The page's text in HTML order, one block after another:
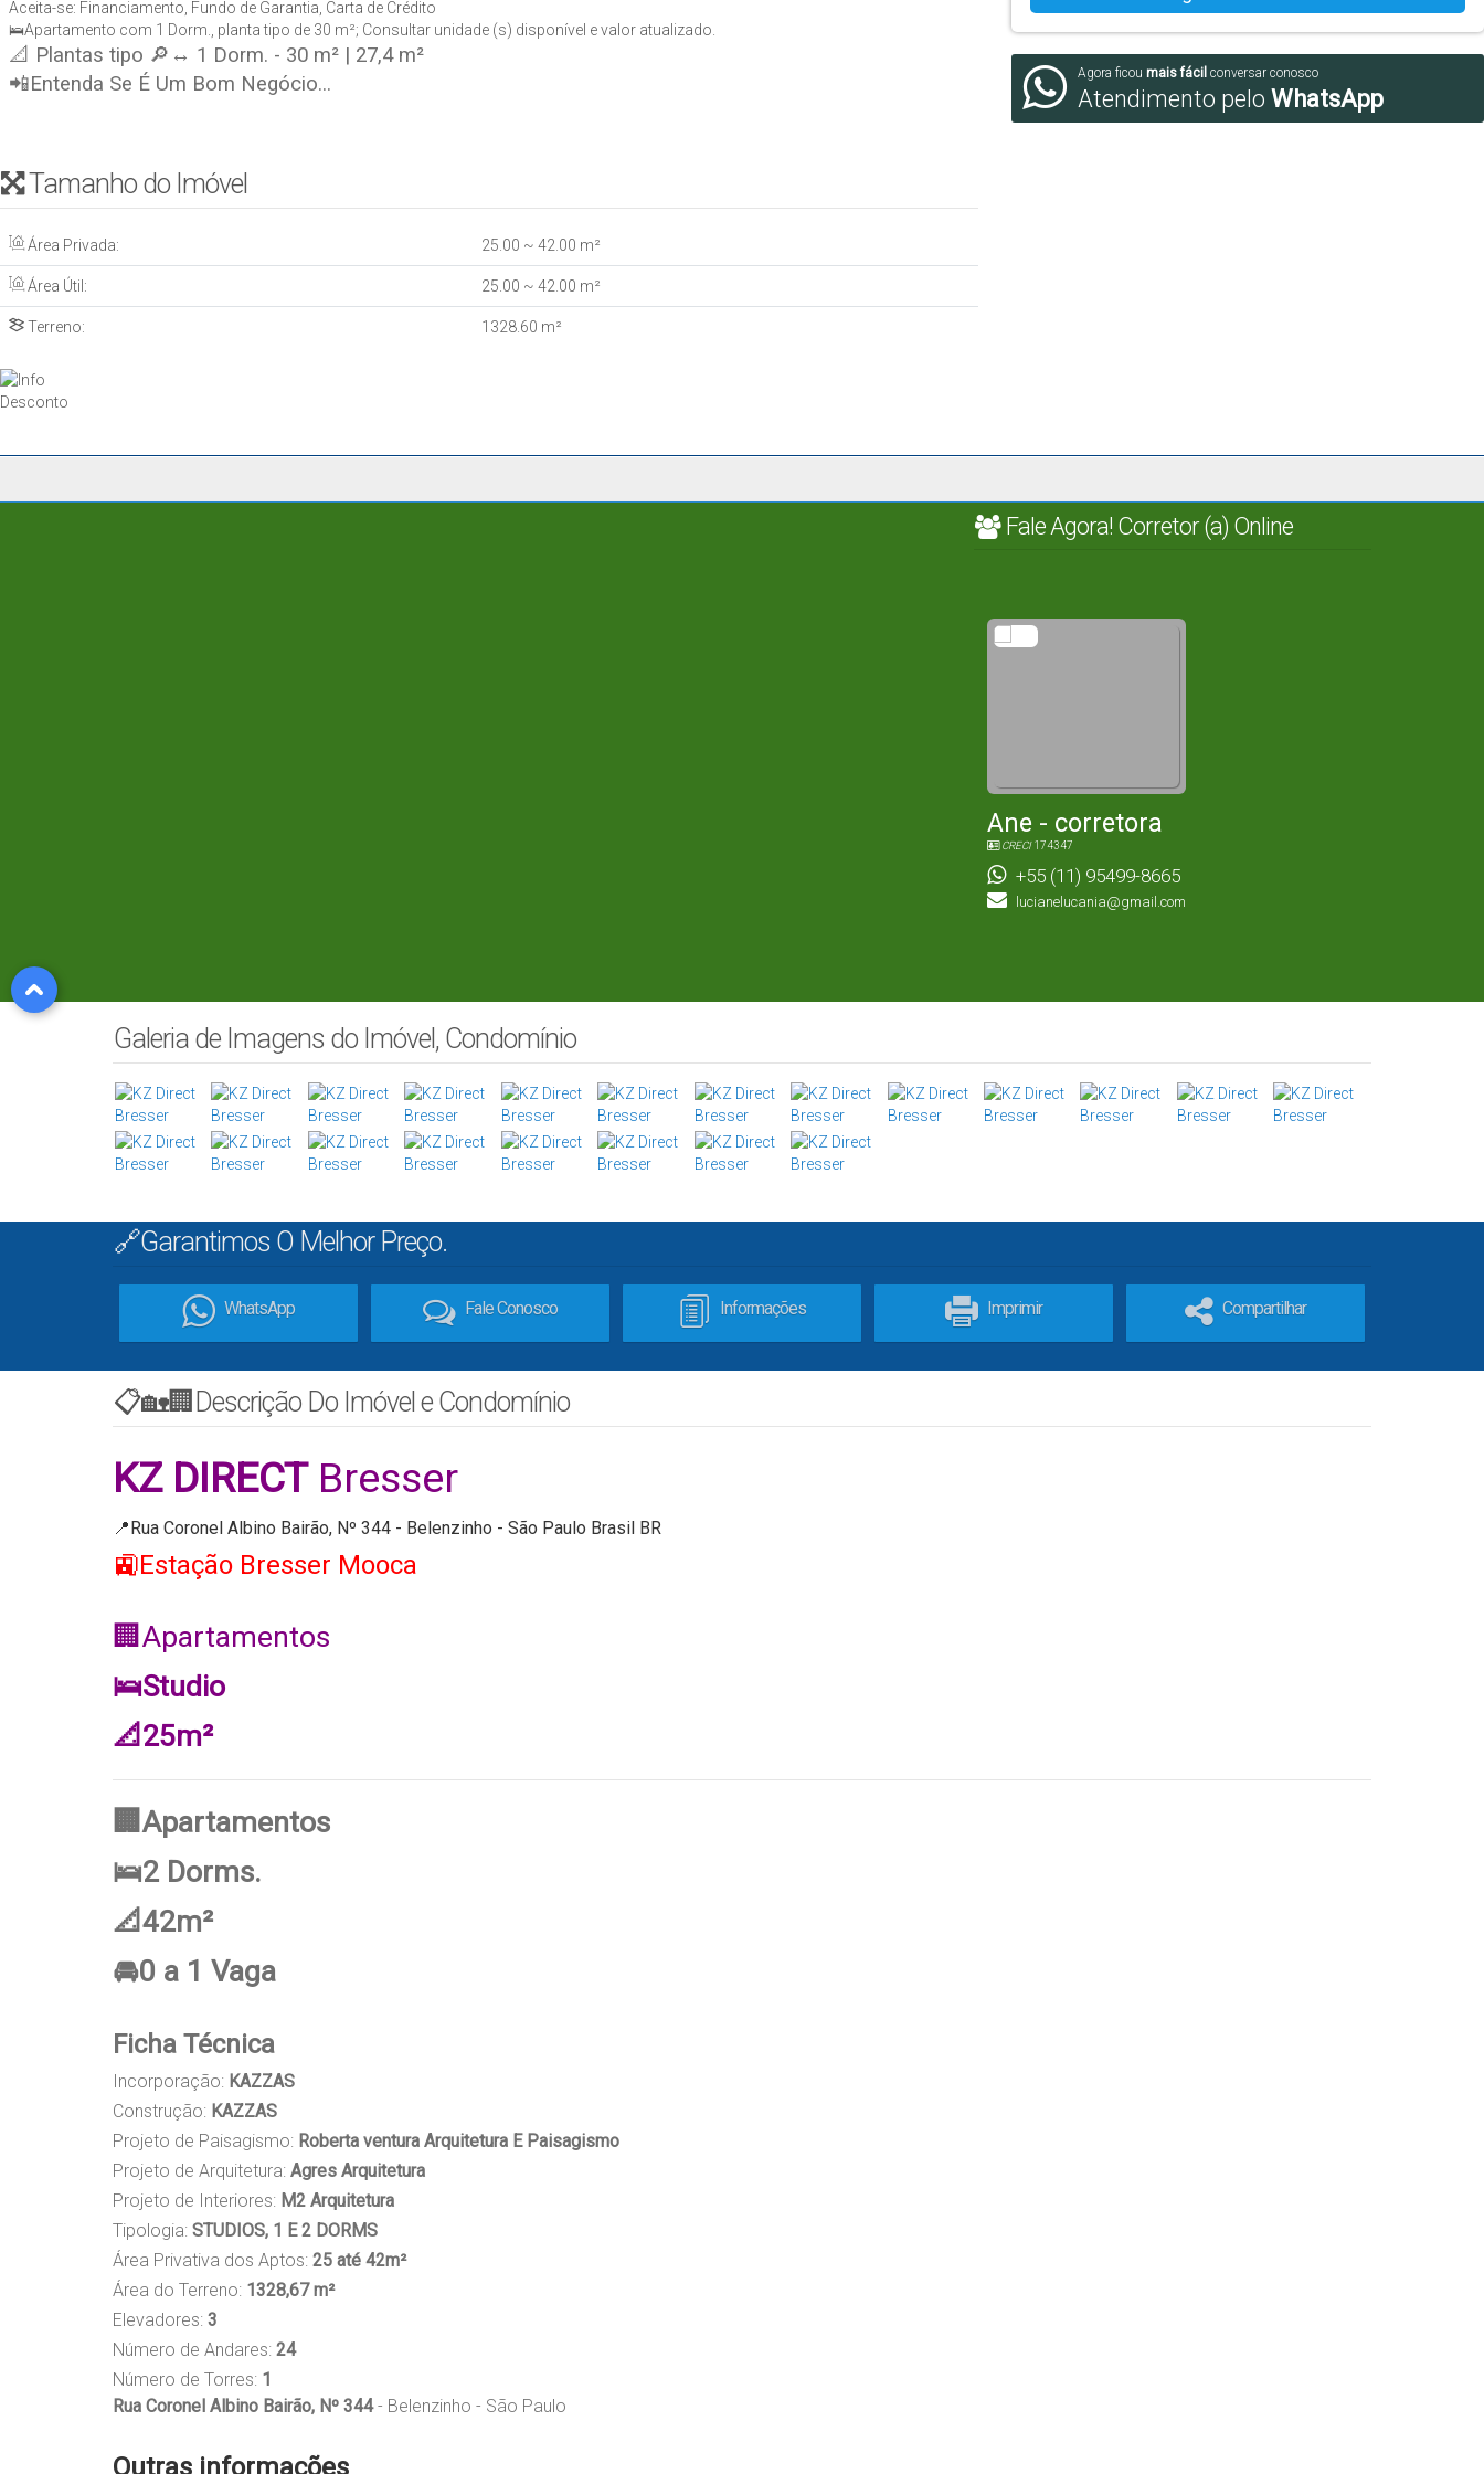
Aceita-se: Financiamento, Fundo de Garantia, Carta de Crédito
🛌Apartamento com 1 Dorm., planta tipo de 30 m²; Consultar unidade (s) disponível e valor atualizado.
📐 Plantas tipo 🔎↔ 1 Dorm. - 30 m² | 27,4 m²
📲Entenda Se É Um Bom Negócio...
Tamanho do Imóvel
Área Privada: 25.00 ~ 42.00 m²
Área Útil: 25.00 ~ 42.00 m²
Terreno: 1328.60 m²
Agora ficou mais fácil conversar conosco
Atendimento pelo WhatsApp
Fale Agora! Corretor (a) Online
Ane - corretora
CRECI174347
+55 (11) 95499-8665
lucianelucania@gmail.com
Galeria de Imagens do Imóvel, Condomínio
🔗Garantimos O Melhor Preço.
WhatsApp Fale Conosco Informações Imprimir Compartilhar
📋🏡🏢Descrição Do Imóvel e Condomínio
KZ DIRECTBresser
📍Rua Coronel Albino Bairão, Nº 344 - Belenzinho - São Paulo Brasil BR
🚉Estação Bresser Mooca
🏢Apartamentos
🛌Studio
📐25m²
🏢Apartamentos
🛌2 Dorms.
📐42m²
🚘0 a 1 Vaga
Ficha Técnica
Incorporação: KAZZAS
Construção: KAZZAS
Projeto de Paisagismo: Roberta ventura Arquitetura E Paisagismo
Projeto de Arquitetura: Agres Arquitetura
Projeto de Interiores: M2 Arquitetura
Tipologia: STUDIOS, 1 E 2 DORMS
Área Privativa dos Aptos: 25 até 42m²
Área do Terreno: 1328,67 m²
Elevadores: 3
Número de Andares: 24
Número de Torres: 1
Rua Coronel Albino Bairão, Nº 344- Belenzinho - São Paulo
Outras informações